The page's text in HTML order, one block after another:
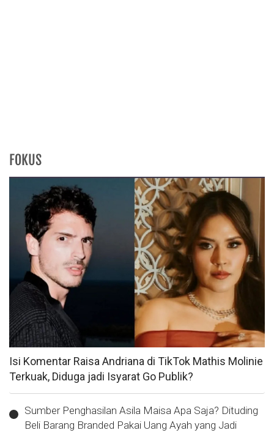
FOKUS
Isi Komentar Raisa Andriana di TikTok Mathis Molinie
Terkuak, Diduga jadi Isyarat Go Publik?
Sumber Penghasilan Asila Maisa Apa Saja? Dituding
Beli Barang Branded Pakai Uang Ayah yang Jadi